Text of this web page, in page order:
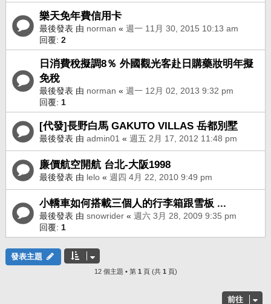
樂天免年費信用卡
最後發表 由 norman « 週一 11月 30, 2015 10:13 am
回覆: 2
日消費稅擬調8％ 外國觀光客赴日購藥妝明年擬
免稅
最後發表 由 norman « 週一 12月 02, 2013 9:32 pm
回覆: 1
[代發]長野白馬 GAKUTO VILLAS 岳都別墅
最後發表 由 admin01 « 週五 2月 17, 2012 11:48 pm
廉價航空開航 台北-大阪1998
最後發表 由 lelo « 週四 4月 22, 2010 9:49 pm
小轎車如何搭載三個人的行李箱跟雪板 ...
最後發表 由 snowrider « 週六 3月 28, 2009 9:35 pm
回覆: 1
發表主題
12 個主題 • 第 1 頁 (共 1 頁)
前往